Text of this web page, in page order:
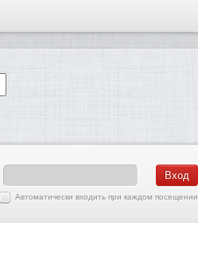
Автоматически входить при каждом посещении